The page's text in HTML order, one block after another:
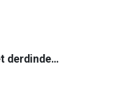
derdinde…